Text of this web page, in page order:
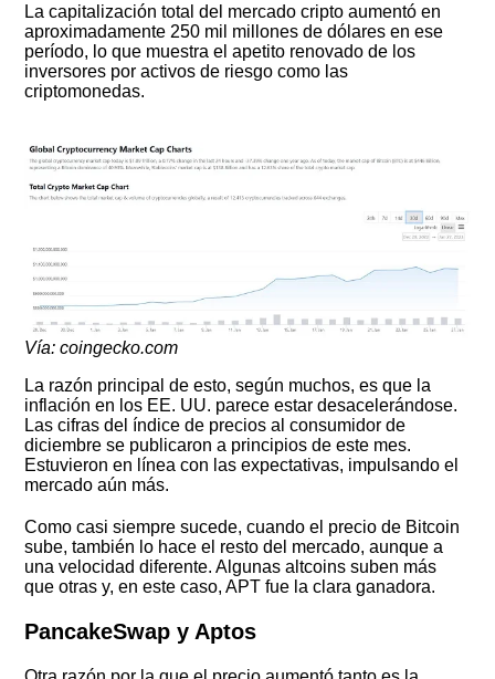
La capitalización total del mercado cripto aumentó en
aproximadamente 250 mil millones de dólares en ese
período, lo que muestra el apetito renovado de los
inversores por activos de riesgo como las
criptomonedas.
Vía: coingecko.com
La razón principal de esto, según muchos, es que la
inflación en los EE. UU. parece estar desacelerándose.
Las cifras del índice de precios al consumidor de
diciembre se publicaron a principios de este mes.
Estuvieron en línea con las expectativas, impulsando el
mercado aún más.
Como casi siempre sucede, cuando el precio de Bitcoin
sube, también lo hace el resto del mercado, aunque a
una velocidad diferente. Algunas altcoins suben más
que otras y, en este caso, APT fue la clara ganadora.
PancakeSwap y Aptos